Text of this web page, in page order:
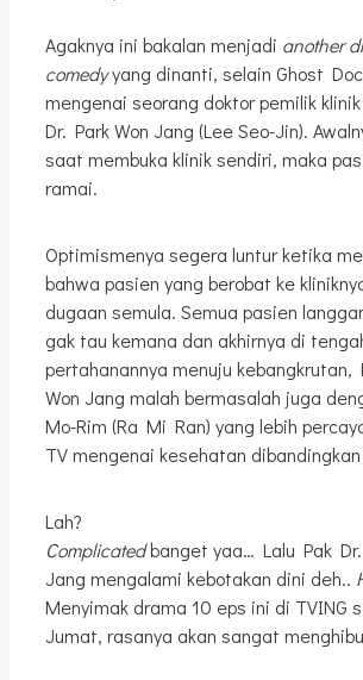
Agaknya ini bakalan menjadi another
comedyyang dinanti, selain Ghost
mengenai seorang doktor pemilik
Dr. Park Won Jang (Lee Seo-Jin).
saat membuka klinik sendiri, maka
ramai.
Optimismenya segera luntur ketika
bahwa pasien yang berobat ke
dugaan semula. Semua pasien
gak tau kemana dan akhirnya di
pertahanannya menuju kebangkrutan,
Won Jang malah bermasalah juga
Mo-Rim (Ra Mi Ran) yang lebih
TV mengenai kesehatan
Lah?
Complicatedbanget yaa… Lalu Pak Dr.
Jang mengalami kebotakan dini deh..
Menyimak drama 10 eps ini di TVING
Jumat, rasanya akan sangat